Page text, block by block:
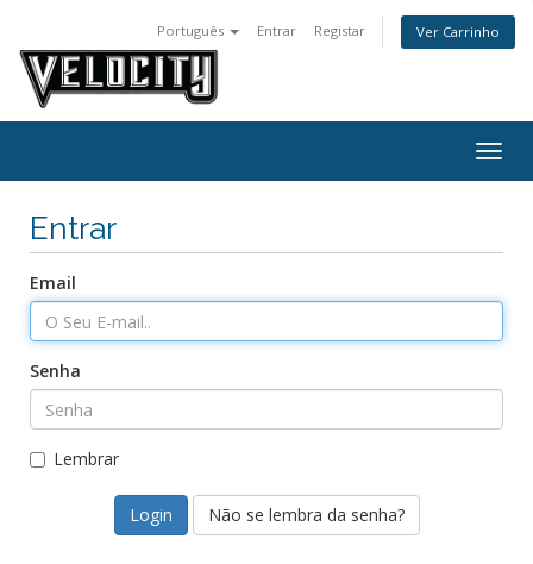
Português Entrar Registar Ver Carrinho
Entrar
Email
Senha
Lembrar
Não se lembra da senha?